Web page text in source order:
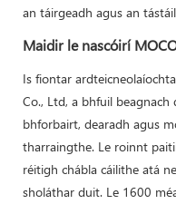
an táirgeadh agus an
Maidir le nascóirí
Is fiontar
Co., Ltd, a bhfuil
bhforbairt, dearadh agus
tharraingthe. Le roinnt
réitigh chábla cáilithe atá
sholáthar duit. Le 1600